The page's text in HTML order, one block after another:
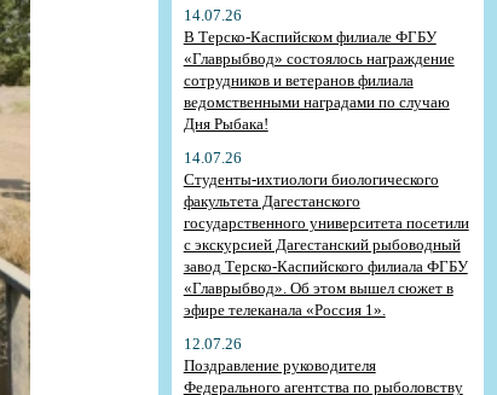
14.07.26
В Терско-Каспийском филиале ФГБУ
«Главрыбвод» состоялось награждение
сотрудников и ветеранов филиала
ведомственными наградами по случаю
Дня Рыбака!
14.07.26
Студенты-ихтиологи биологического
факультета Дагестанского
государственного университета посетили
с экскурсией Дагестанский рыбоводный
завод Терско-Каспийского филиала ФГБУ
«Главрыбвод». Об этом вышел сюжет в
эфире телеканала «Россия 1».
12.07.26
Поздравление руководителя
Федерального агентства по рыболовству